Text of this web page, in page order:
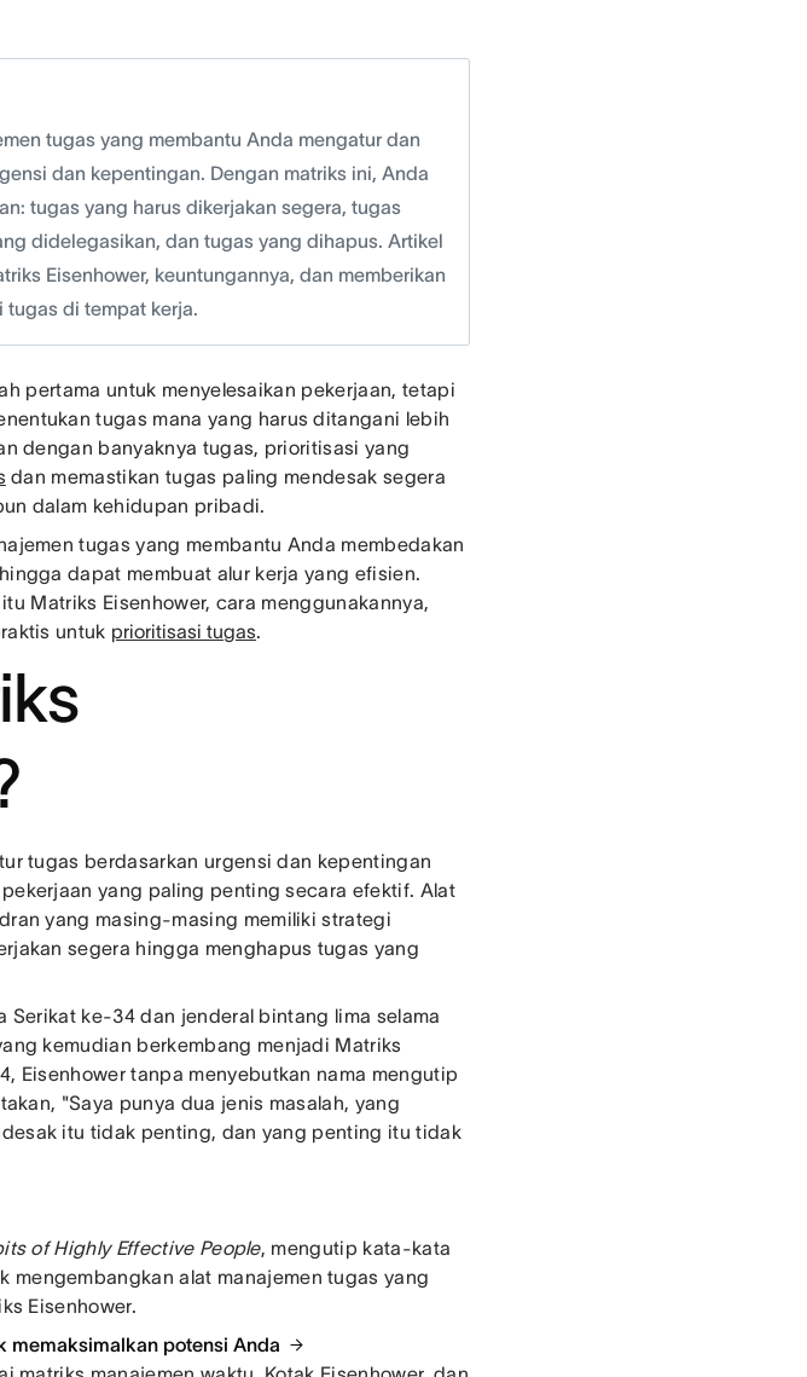
tugas yang membantu Anda mengatur dan
dan kepentingan. Dengan matriks ini, Anda
tugas yang harus dikerjakan segera, tugas
didelegasikan, dan tugas yang dihapus. Artikel
Eisenhower, keuntungannya, dan memberikan
tugas di tempat kerja.
pertama untuk menyelesaikan pekerjaan, tetapi
tugas mana yang harus ditangani lebih
dengan banyaknya tugas, prioritisasi yang
dan memastikan tugas paling mendesak segera
dalam kehidupan pribadi.
tugas yang membantu Anda membedakan
dapat membuat alur kerja yang efisien.
Matriks Eisenhower, cara menggunakannya,
untuk prioritisasi tugas.
tugas berdasarkan urgensi dan kepentingan
yang paling penting secara efektif. Alat
yang masing-masing memiliki strategi
segera hingga menghapus tugas yang
Serikat ke-34 dan jenderal bintang lima selama
kemudian berkembang menjadi Matriks
Eisenhower tanpa menyebutkan nama mengutip
"Saya punya dua jenis masalah, yang
itu tidak penting, dan yang penting itu tidak
of Highly Effective People, mengutip kata-kata
mengembangkan alat manajemen tugas yang
Eisenhower.
memaksimalkan potensi Anda